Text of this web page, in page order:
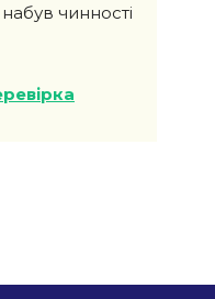
набув чинності